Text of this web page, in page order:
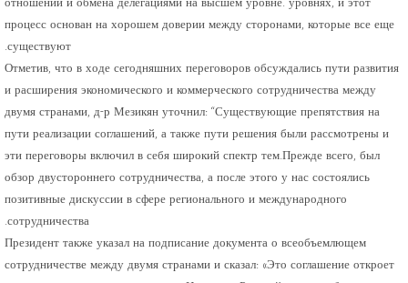
процесс основан на хорошем доверии между сторонами, которые все еще
существуют.
Отметив, что в ходе сегодняшних переговоров обсуждались пути развития
и расширения экономического и коммерческого сотрудничества между
двумя странами, д-р Мезикян уточнил: “Существующие препятствия на
пути реализации соглашений, а также пути решения были рассмотрены и
эти переговоры включил в себя широкий спектр тем.Прежде всего, был
обзор двустороннего сотрудничества, а после этого у нас состоялись
позитивные дискуссии в сфере регионального и международного
сотрудничества.
Президент также указал на подписание документа о всеобъемлющем
сотрудничестве между двумя странами и сказал: «Это соглашение откроет